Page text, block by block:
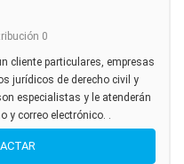
0
cliente particulares, empresas
jurídicos de derecho civil y
especialistas y le atenderán
y correo electrónico. .